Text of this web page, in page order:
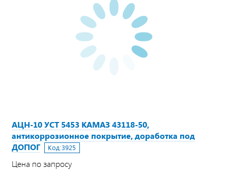
АЦН-10 УСТ 5453 КАМАЗ 43118-50,
антикоррозионное покрытие, доработка под
ДОПОГ
Код:3925
Цена по запросу